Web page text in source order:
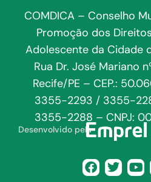
COMDICA – Conselho
Promoção dos
Adolescente da Cidade
Rua Dr. José Mariano
Recife/PE – CEP.:
3355-2293 / 3355-
3355-2288 – CNPJ:
Desenvolvido pela